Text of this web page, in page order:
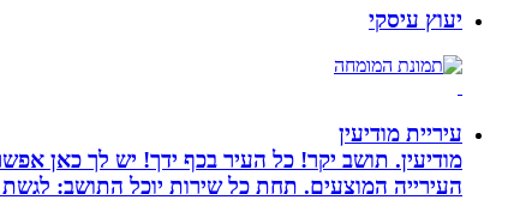
יעוץ עיסקי
עיריית מודיעין
מודיעין. תושב יקר! כל העיר בכף ידך! יש לך כאן
העירייה המוצעים. תחת כל שירות יוכל התושב: